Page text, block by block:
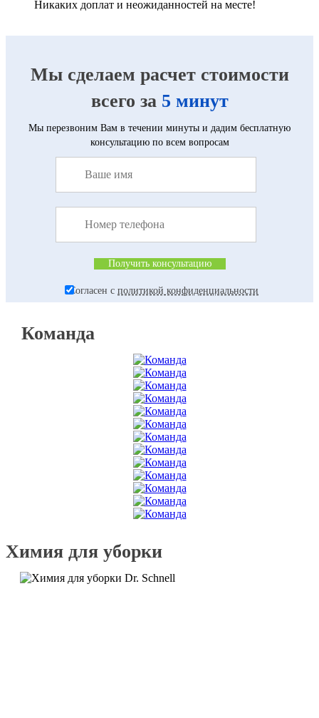
Никаких доплат и неожиданностей на месте!
Мы сделаем расчет стоимости
всего за 5 минут
Мы перезвоним Вам в течении минуты и дадим бесплатную
консультацию по всем вопросам
Согласен с политикой конфиденциальности
Команда
Химия для уборки